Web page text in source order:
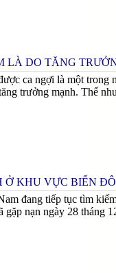
DO TĂNG
ca ngợi là một trong
trưởng mạnh. Thế
Ở KHU VỰC BIỂN
đang tiếp tục tìm
gặp nạn ngày 28